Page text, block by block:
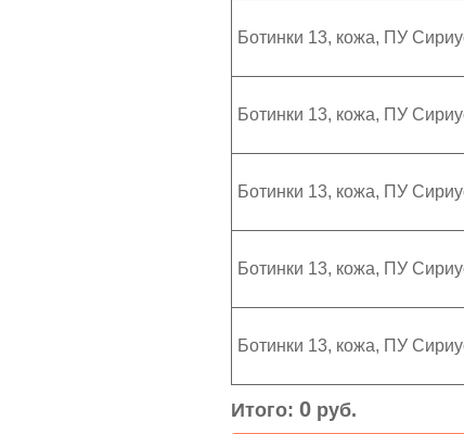
Ботинки 13, кожа, ПУ
Ботинки 13, кожа, ПУ
Ботинки 13, кожа, ПУ
Ботинки 13, кожа, ПУ
Ботинки 13, кожа, ПУ
Итого: 0 руб.